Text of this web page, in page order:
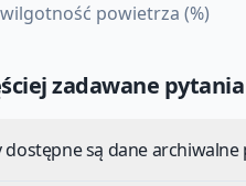
powietrza (%)
zadawane
dostępne są dane